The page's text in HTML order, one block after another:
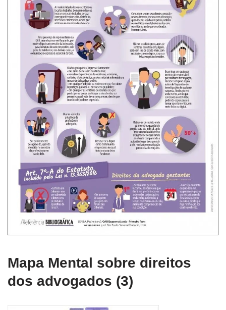
Mapa Mental sobre direitos
dos advogados (3)